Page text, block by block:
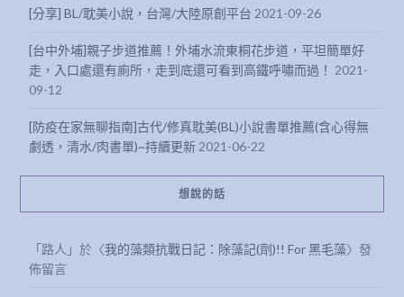
[分享] BL/耽美小說，台灣/大陸原創平台 2021-09-26
[台中外埔]親子步道推薦！外埔水流東桐花步道，平坦簡單好
走，入口處還有廁所，走到底還可看到高鐵呼嘯而過！ 2021-
09-12
[防疫在家無聊指南]古代/修真耽美(BL)小說書單推薦(含心得無
劇透，清水/肉書單)~持續更新 2021-06-22
想說的話
「路人 」於〈我的藻類抗戰日記：除藻記(劑)!! For 黑毛藻〉發
佈留言